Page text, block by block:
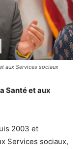
aux Services sociaux
Santé et aux
2003 et
Services sociaux,